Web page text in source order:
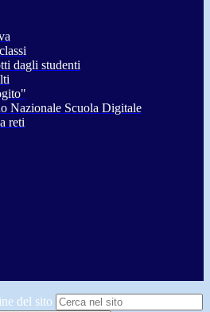
dagli studenti
Nazionale Scuola Digitale
reti
del sito